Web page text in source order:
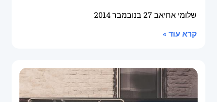
שלומי אחיאב27 בנובמבר 2014
קרא עוד »